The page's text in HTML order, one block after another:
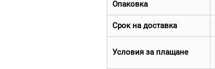
Опаковка
Срок на доставка
Условия за плащане